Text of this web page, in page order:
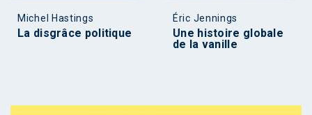
Michel Hastings
La disgrâce politique
Éric Jennings
Une histoire globale
de la vanille